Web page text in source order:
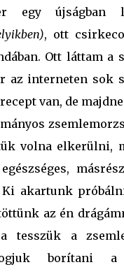
egy újságban
, ott
Ott láttam a
az interneten sok
van, de
volna elkerülni,
akartunk
az én
tesszük a
borítani a